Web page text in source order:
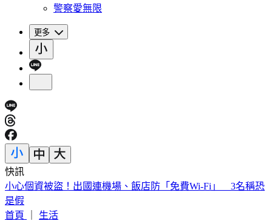
警察愛無限
更多
快訊
數十噸貨櫃連環倒塌！白海豚颱風強襲基隆港 驚險畫面曝
首頁